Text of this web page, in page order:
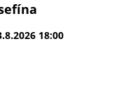
18:00